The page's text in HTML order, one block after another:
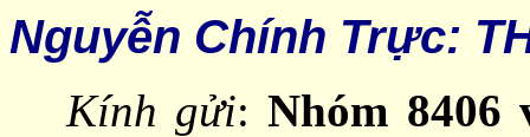
Nguyễn Chính Trực:
Kính gửi:Nhóm 8406